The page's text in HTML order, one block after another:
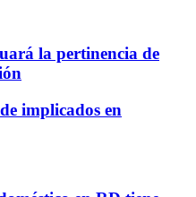
la pertinencia de
implicados en